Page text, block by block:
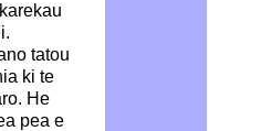
tatou
ki te
He
pea e